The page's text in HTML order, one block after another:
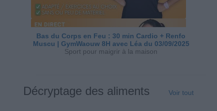
Bas du Corps en Feu : 30 min Cardio + Renfo
Muscu | GymWaouw 8H avec Léa du 03/09/2025
Sport pour maigrir à la maison
Décryptage des aliments Voir tout